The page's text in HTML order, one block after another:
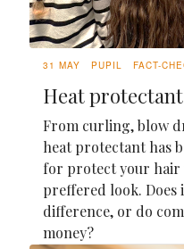
31 MAY PUPIL FACT-
Heat
From curling, blow
heat protectant has
for protect your hair
preffered look. Does
difference, or do
money?